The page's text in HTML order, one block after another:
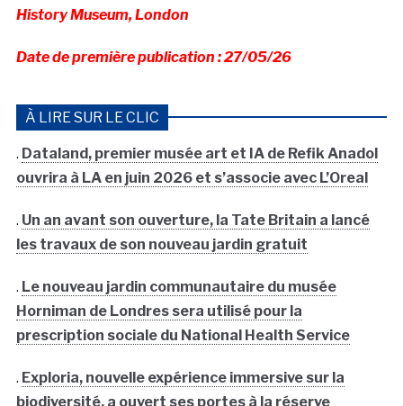
History Museum, London
Date de première publication : 27/05/26
À LIRE SUR LE CLIC
. Dataland, premier musée art et IA de Refik Anadol
ouvrira à LA en juin 2026 et s’associe avec L’Oreal
. Un an avant son ouverture, la Tate Britain a lancé
les travaux de son nouveau jardin gratuit
. Le nouveau jardin communautaire du musée
Horniman de Londres sera utilisé pour la
prescription sociale du National Health Service
. Exploria, nouvelle expérience immersive sur la
biodiversité, a ouvert ses portes à la réserve